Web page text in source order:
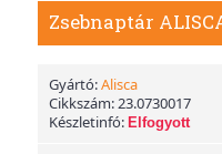
Zsebnaptár
Gyártó:Alisca
Cikkszám:23.0730017
Készletinfó: Elfogyott